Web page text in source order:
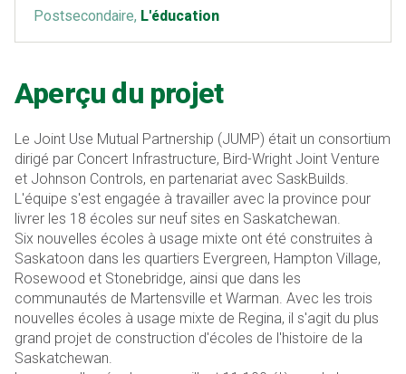
Aperçu du projet
Le Joint Use Mutual Partnership (JUMP) était un consortium
dirigé par Concert Infrastructure, Bird-Wright Joint Venture
et Johnson Controls, en partenariat avec SaskBuilds.
L'équipe s'est engagée à travailler avec la province pour
livrer les 18 écoles sur neuf sites en Saskatchewan.
Six nouvelles écoles à usage mixte ont été construites à
Saskatoon dans les quartiers Evergreen, Hampton Village,
Rosewood et Stonebridge, ainsi que dans les
communautés de Martensville et Warman. Avec les trois
nouvelles écoles à usage mixte de Regina, il s'agit du plus
grand projet de construction d'écoles de l'histoire de la
Saskatchewan.
Postsecondaire, L'éducation